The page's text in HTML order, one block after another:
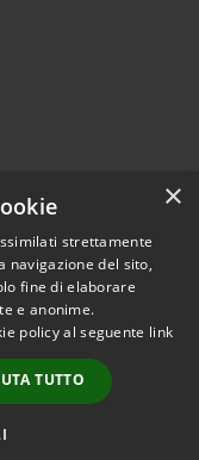
© 2026 • Comune di
• Powered by
•
Accesso
redazione
×
strettamente
navigazione del sito,
fine di elaborare
e anonime.
policy al seguente link
TUTTO